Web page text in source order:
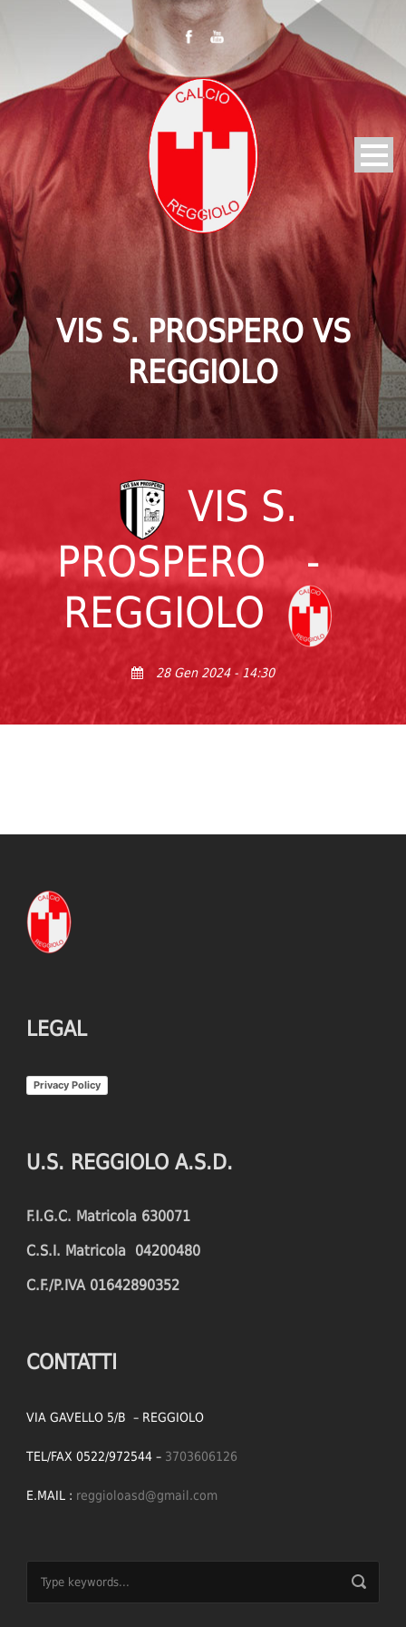
VIS S. PROSPERO VS
REGGIOLO
VIS S.
PROSPERO
-
REGGIOLO
28 Gen 2024 - 14:30
LEGAL
Privacy Policy
U.S. REGGIOLO A.S.D.
F.I.G.C. Matricola 630071
C.S.I. Matricola 04200480
C.F./P.IVA 01642890352
CONTATTI
VIA GAVELLO 5/B – REGGIOLO
TEL/FAX 0522/972544 – 3703606126
E.MAIL : reggioloasd@gmail.com